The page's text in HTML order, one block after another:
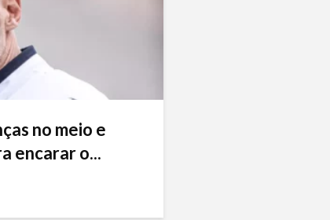
no meio e
encarar o...